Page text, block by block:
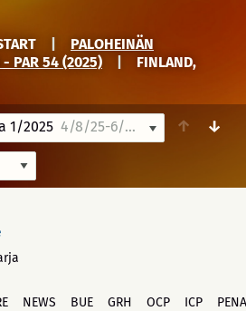
PALOHEINÄN
- PAR 54 (2025)
FINLAND,
1/2025 4/8/25-6/29/25 ↑ ↓
NEWS BUE GRH OCP ICP